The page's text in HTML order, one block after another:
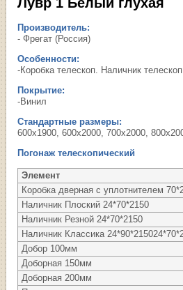
Производитель:
- Фрегат (Россия)
Особенности:
-Коробка телескоп. Наличник телескоп.
Покрытие:
-Винил
Стандартные размеры:
600х1900, 600х2000, 700х2000,
Погонаж телескопический
Элемент
Коробка дверная с уплотнителем
Наличник Плоский 24*70*2150
Наличник Резной 24*70*2150
Наличник Классика
Добор 100мм
Доборная 150мм
Доборная 200мм